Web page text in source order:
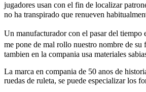
jugadores usan con el fin de localizar
no ha transpirado que renueven
Un manufacturador con el pasar del tiempo
me pone de mal rollo nuestro nombre de
tambien en la compania usa materiales
La marca en compania de 50 anos de
ruedas de ruleta, se puede especializar los